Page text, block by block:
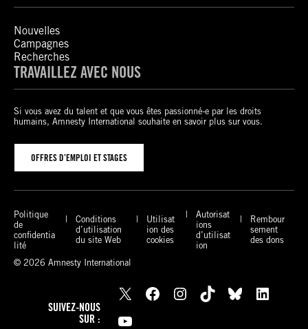
Nouvelles
Campagnes
Recherches
TRAVAILLEZ AVEC NOUS
Si vous avez du talent et que vous êtes passionné-e par les droits
humains, Amnesty International souhaite en savoir plus sur vous.
OFFRES D’EMPLOI ET STAGES
Politique
de
confidentia
lité
Conditions
d’utilisation
du site Web
Utilisat
ion des
cookies
Autorisat
ions
d’utilisat
ion
Rembour
sement
des dons
© 2026 Amnesty International
SUIVEZ-NOUS
SUR :
X Facebook Instagram TikTok Bluesky
LinkedIn
YouTube